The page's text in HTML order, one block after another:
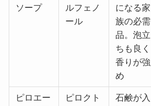
ソープ
ルフェノ
ール
になる家
族の必需
品。泡立
ちも良く
香りが強
め
ピロエー
ピロクト
石鹸が入